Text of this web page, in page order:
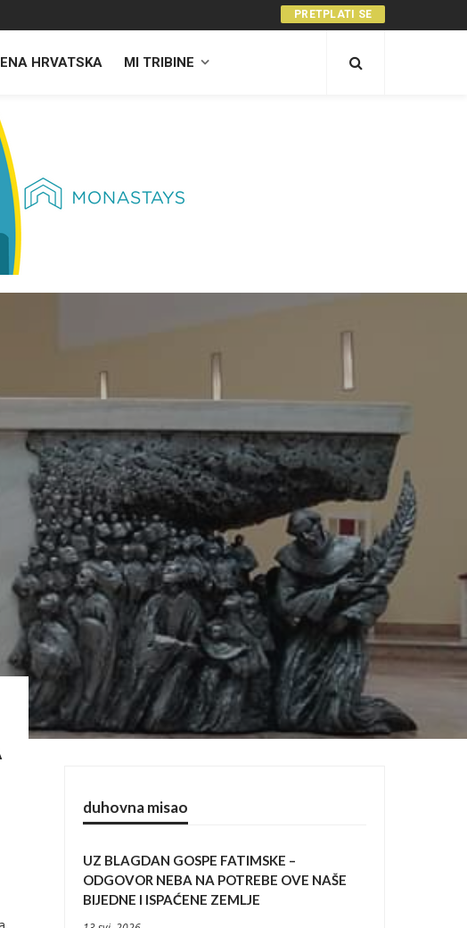
PRETPLATI SE
HRVATSKA MI TRIBINE
duhovna misao
UZ BLAGDAN GOSPE FATIMSKE –
ODGOVOR NEBA NA POTREBE OVE NAŠE
BIJEDNE I ISPAĆENE ZEMLJE